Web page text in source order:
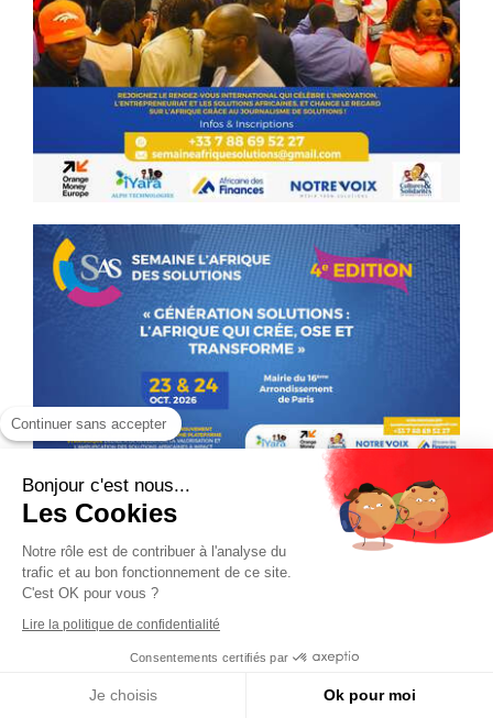
Continuer sans accepter
Bonjour c'est nous...
Les Cookies
Notre rôle est de contribuer à l'analyse du
trafic et au bon fonctionnement de ce site.
C'est OK pour vous ?
Lire la politique de confidentialité
Consentements certifiés par
Je choisis Ok pour moi